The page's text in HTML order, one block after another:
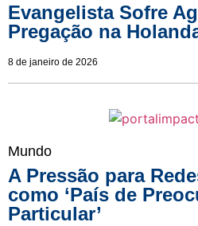
Evangelista Sofre
Pregação na
8 de janeiro de 2026
Mundo
A Pressão para
como ‘País de
Particular’